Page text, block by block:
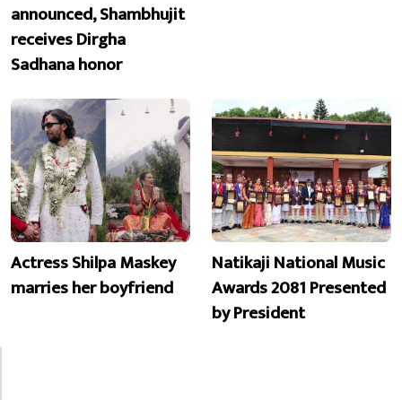
announced, Shambhujit
receives Dirgha
Sadhana honor
Actress Shilpa Maskey
marries her boyfriend
Natikaji National Music
Awards 2081 Presented
by President